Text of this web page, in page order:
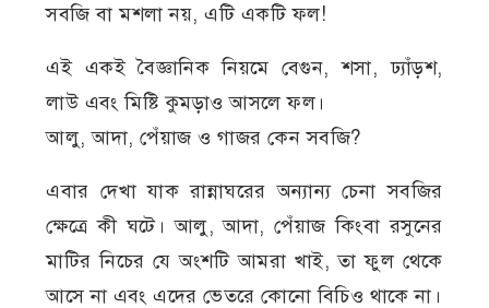
সবজি বা মশলা নয়, এটি একটি ফল!
এই একই বৈজ্ঞানিক নিয়মে বেগুন, শসা, ঢ্যাঁড়শ,
লাউ এবং মিষ্টি কুমড়াও আসলে ফল।
আলু, আদা, পেঁয়াজ ও গাজর কেন সবজি?
এবার দেখা যাক রান্নাঘরের অন্যান্য চেনা সবজির
ক্ষেত্রে কী ঘটে। আলু, আদা, পেঁয়াজ কিংবা রসুনের
মাটির নিচের যে অংশটি আমরা খাই, তা ফুল থেকে
আসে না এবং এদের ভেতরে কোনো বিচিও থাকে না।